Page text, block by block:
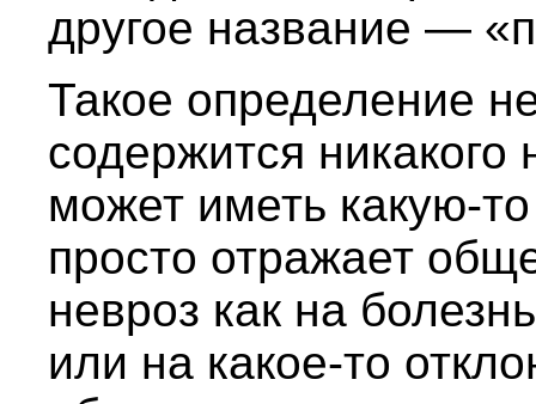
другое название —
Такое определение
содержится никакого
может иметь какую-
просто отражает
невроз как на
или на какое-то